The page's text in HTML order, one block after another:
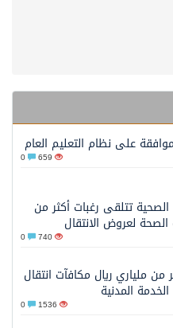
على نظام التعليم العام
659
الصحية تتلقى رغبات أكثر من
740
من ملياري ريال مكافآت انتقال
المدنية
1536